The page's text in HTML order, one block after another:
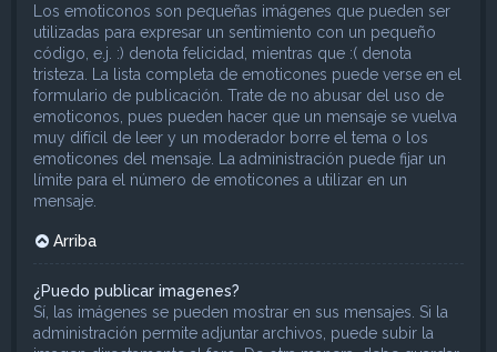
Los emoticonos son pequeñas imágenes que pueden ser
utilizadas para expresar un sentimiento con un pequeño
código, e.j. :) denota felicidad, mientras que :( denota
tristeza. La lista completa de emoticones puede verse en el
formulario de publicación. Trate de no abusar del uso de
emoticonos, pues pueden hacer que un mensaje se vuelva
muy difícil de leer y un moderador borre el tema o los
emoticones del mensaje. La administración puede fijar un
límite para el número de emoticones a utilizar en un
mensaje.
Arriba
¿Puedo publicar imagenes?
Sí, las imágenes se pueden mostrar en sus mensajes. Si la
administración permite adjuntar archivos, puede subir la